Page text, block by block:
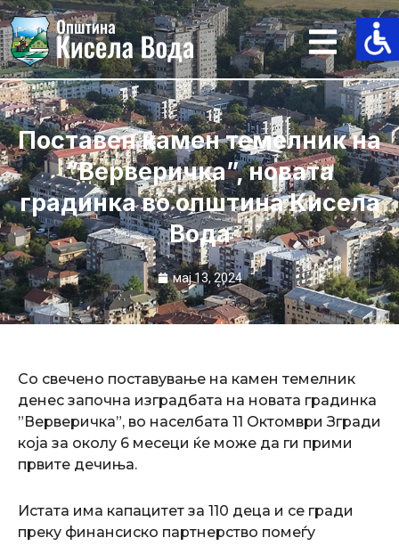
Skip
to
content
Поставен камен темелник на
”Верверичка”, новата
градинка во општина Кисела
Вода
мај 13, 2024
Со свечено поставување на камен темелник
денес започна изградбата на новата градинка
”Верверичка”, во населбата 11 Октомври Згради
која за околу 6 месеци ќе може да ги прими
првите дечиња.
Истата има капацитет за 110 деца и се гради
преку финансиско партнерство помеѓу